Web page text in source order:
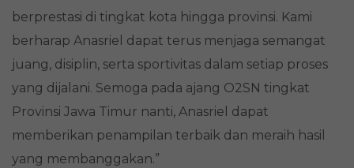
berprestasi di tingkat kota hingga provinsi. Kami
berharap Anasriel dapat terus menjaga semangat
juang, disiplin, serta sportivitas dalam setiap proses
yang dijalani. Semoga pada ajang O2SN tingkat
Provinsi Jawa Timur nanti, Anasriel dapat
memberikan penampilan terbaik dan meraih hasil
yang membanggakan.”